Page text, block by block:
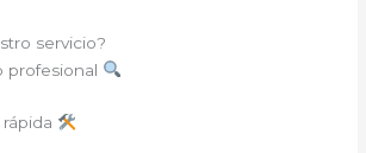
servicio?
profesional